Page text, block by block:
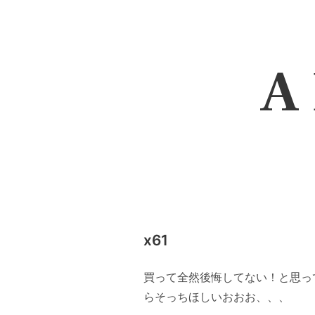
A
x61
買って全然後悔してない！と思
らそっちほしいおおお、、、